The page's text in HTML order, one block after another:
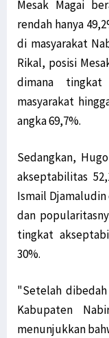
Mesak Magai
rendah hanya
di masyarakat
Rikal, posisi
dimana
masyarakat
angka 69,7%.
Sedangkan,
akseptabilitas
Ismail
dan
tingkat
30%.
"Setelah
Kabupaten
menunjukkan